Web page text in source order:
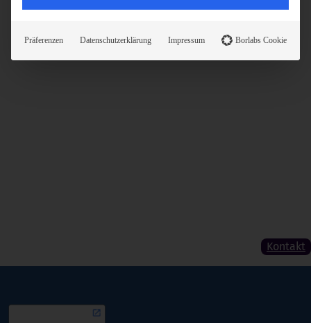
Kontakt
Präferenzen Datenschutzerklärung Impressum Borlabs Cookie